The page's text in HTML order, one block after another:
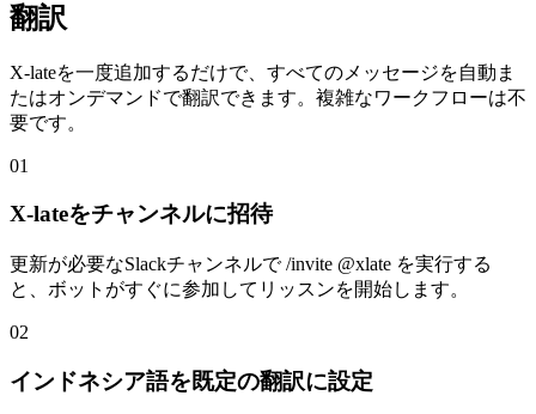
翻訳
X-lateを一度追加するだけで、すべてのメッセージを自動ま
たはオンデマンドで翻訳できます。複雑なワークフローは不
要です。
01
X-lateをチャンネルに招待
更新が必要なSlackチャンネルで /invite @xlate を実行する
と、ボットがすぐに参加してリッスンを開始します。
02
インドネシア語を既定の翻訳に設定